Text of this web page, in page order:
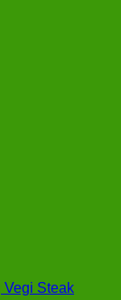
Vegi Steak